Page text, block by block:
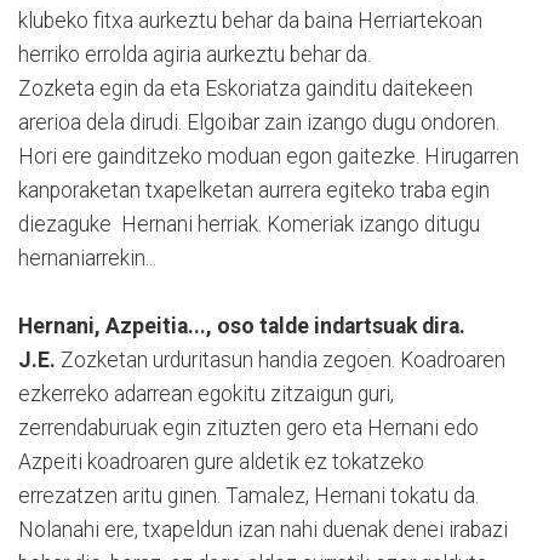
klubeko fitxa aurkeztu behar da baina Herriartekoan
herriko errolda agiria aurkeztu behar da.
Zozketa egin da eta Eskoriatza gainditu daitekeen
arerioa dela dirudi. Elgoibar zain izango dugu ondoren.
Hori ere gainditzeko moduan egon gaitezke. Hirugarren
kanporaketan txapelketan aurrera egiteko traba egin
diezaguke Hernani herriak. Komeriak izango ditugu
hernaniarrekin...
Hernani, Azpeitia..., oso talde indartsuak dira.
J.E. Zozketan urduritasun handia zegoen. Koadroaren
ezkerreko adarrean egokitu zitzaigun guri,
zerrendaburuak egin zituzten gero eta Hernani edo
Azpeiti koadroaren gure aldetik ez tokatzeko
errezatzen aritu ginen. Tamalez, Hernani tokatu da.
Nolanahi ere, txapeldun izan nahi duenak denei irabazi